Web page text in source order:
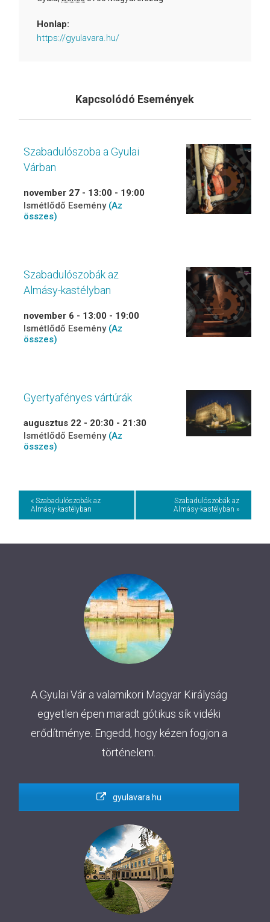
Honlap:
https://gyulavara.hu/
Kapcsolódó Események
Szabadulószoba a Gyulai
Várban
november 27 - 13:00 - 19:00
Ismétlődő Esemény (Az
összes)
Szabadulószobák az
Almásy-kastélyban
november 6 - 13:00 - 19:00
Ismétlődő Esemény (Az
összes)
Gyertyafényes vártúrák
augusztus 22 - 20:30 - 21:30
Ismétlődő Esemény (Az
összes)
Event
Navigation
« Szabadulószobák az
Almásy-kastélyban
Szabadulószobák az
Almásy-kastélyban »
A Gyulai Vár a valamikori Magyar Királyság
egyetlen épen maradt gótikus sík vidéki
erődítménye. Engedd, hogy kézen fogjon a
történelem.
gyulavara.hu